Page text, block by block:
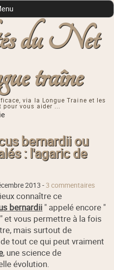
du Net
traîne
via la Longue Traine et les
vous aider ...
bernardii ou
: l'agaric de
2013 - 3 commentaires
connaître ce
bernardii " appelé encore "
" et vous permettre à la fois
mais surtout de
tout ce qui peut vraiment
, une science de
évolution.